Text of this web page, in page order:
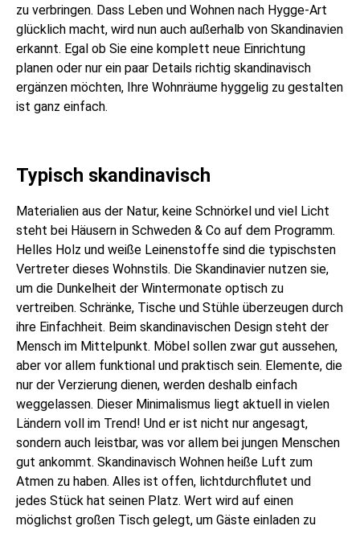
zu verbringen. Dass Leben und Wohnen nach Hygge-Art
glücklich macht, wird nun auch außerhalb von Skandinavien
erkannt. Egal ob Sie eine komplett neue Einrichtung
planen oder nur ein paar Details richtig skandinavisch
ergänzen möchten, Ihre Wohnräume hyggelig zu gestalten
ist ganz einfach.
Typisch skandinavisch
Materialien aus der Natur, keine Schnörkel und viel Licht
steht bei Häusern in Schweden & Co auf dem Programm.
Helles Holz und weiße Leinenstoffe sind die typischsten
Vertreter dieses Wohnstils. Die Skandinavier nutzen sie,
um die Dunkelheit der Wintermonate optisch zu
vertreiben. Schränke, Tische und Stühle überzeugen durch
ihre Einfachheit. Beim skandinavischen Design steht der
Mensch im Mittelpunkt. Möbel sollen zwar gut aussehen,
aber vor allem funktional und praktisch sein. Elemente, die
nur der Verzierung dienen, werden deshalb einfach
weggelassen. Dieser Minimalismus liegt aktuell in vielen
Ländern voll im Trend! Und er ist nicht nur angesagt,
sondern auch leistbar, was vor allem bei jungen Menschen
gut ankommt. Skandinavisch Wohnen heiße Luft zum
Atmen zu haben. Alles ist offen, lichtdurchflutet und
jedes Stück hat seinen Platz. Wert wird auf einen
möglichst großen Tisch gelegt, um Gäste einladen zu